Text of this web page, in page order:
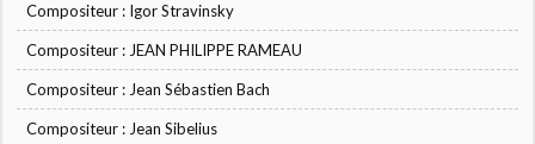
Compositeur : Igor Stravinsky
Compositeur : JEAN PHILIPPE RAMEAU
Compositeur : Jean Sébastien Bach
Compositeur : Jean Sibelius